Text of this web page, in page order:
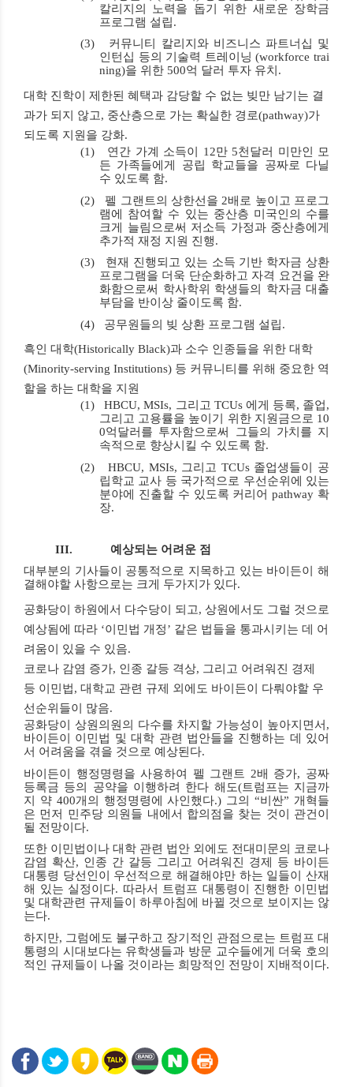
칼리지의 노력을 돕기 위한 새로운 장학금
프로그램 설립.
(3)
커뮤니티 칼리지와 비즈니스 파트너십 및
인턴십 등의 기술력 트레이닝 (workforce trai
ning)을 위한 500억 달러 투자 유치 .
대학 진학이 제한된 혜택과 감당할 수 없는 빚만 남기는 결
과가 되지 않고, 중산층으로 가는 확실한 경로(pathway)가
되도록 지원을 강화.
(1)
연간 가계 소득이 12만 5천달러 미만인 모
든 가족들에게 공립 학교들을 공짜로 다닐
수 있도록 함.
(2)
펠 그랜트의 상한선을 2배 로 높이고 프로그
램에 참여할 수 있는 중산층 미국인의 수를
크게 늘림으로써 저소득 가정과 중산층에게
추가적 재정 지원 진행.
(3)
현재 진행되고 있는 소득 기반 학자금 상환
프로그램을 더욱 단순화하고 자격 요건을 완
화함으로써 학사학위 학생들의
학자금 대출
부담을 반이상 줄이도록 함.
(4)
공무원들의 빚 상환 프로그램 설립.
흑인 대학(Historically Black)과 소수 인종들을 위한 대학
(Minority-serving Institutions) 등 커뮤니티를 위해 중요한 역
할을 하는 대학을 지원
(1)
HBCU, MSIs, 그리고 TCUs 에게 등록, 졸업,
그리고 고용률을 높이기 위한 지원금으로 10
0억달러를 투자함으로써 그들의 가치를 지
속적으로 향상시킬 수 있도록 함.
(2)
HBCU, MSIs, 그리고 TCUs 졸업생들이 공
립학교 교사 등 국가적으로 우선순위에 있는
분야에 진출할 수 있도록 커리어 pathway 확
장.
III. 예상되는 어려운 점
대부분의 기사들이 공통적으로 지목하고 있는 바이든이 해
결해야할 사항으로는 크게 두가지가 있다.
공화당이 하원에서 다수당이 되고, 상원에서도 그럴 것으로
예상됨에 따라 ‘이민법 개정’ 같은 법들을 통과시키는 데 어
려움이 있을 수 있음.
코로나 감염 증가, 인종 갈등 격상, 그리고 어려워진 경제
등 이민법, 대학교 관련 규제 외에도 바이든이 다뤄야할 우
선순위들이 많음.
공화당이 상원의원의 다수를 차지할 가능성이 높아지면서 ,
바이든이 이민법 및 대학 관련 법안들을 진행하는 데 있어
서 어려움을 겪을 것으로 예상된다.
바이든이 행정명령을 사용하여 펠 그랜트 2배 증가, 공짜
등록금 등의 공약을 이행하려 한다 해도(트럼프는 지금까
지 약400개의 행정명령에 사인했다.) 그의 “비싼” 개혁들
은 먼저 민주당 의원들 내에서 합의점을 찾는 것이 관건이
될 전망이다.
또한 이민법이나 대학 관련 법안 외에도 전대미문의 코로나
감염 확산, 인종 간 갈등 그리고 어려워진 경제 등 바이든
대통령 당선인이 우선적으로 해결해야만 하는 일들이 산재
해 있는 실정이다. 따라서 트럼프 대통령이 진행한 이민법
및 대학관련 규제들이 하루아침에 바뀔 것으로 보이지는 않
는다.
하지만, 그럼에도 불구하고 장기적인 관점으로는 트럼프 대
통령의 시대보다는 유학생들과 방문 교수들에게 더욱 호의
적인 규제들이 나올 것이라는 희망적인 전망이 지배적이다.